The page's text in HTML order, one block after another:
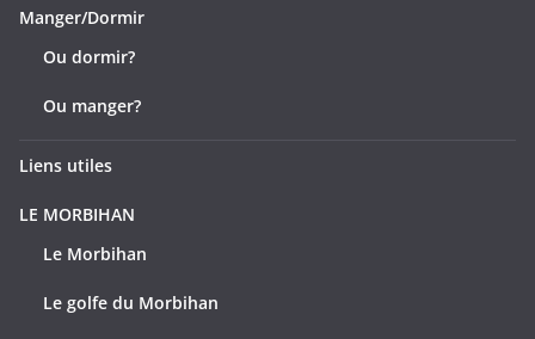
Manger/Dormir
Ou dormir?
Ou manger?
Liens utiles
LE MORBIHAN
Le Morbihan
Le golfe du Morbihan